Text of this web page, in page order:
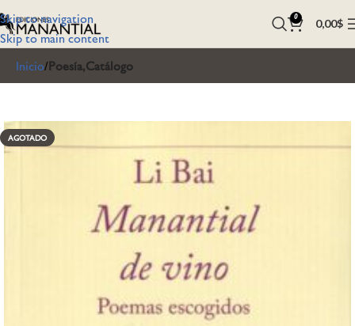
Skip to navigation
Skip to main content
0 0,00$
Inicio Poesía,Catálogo
AGOTADO